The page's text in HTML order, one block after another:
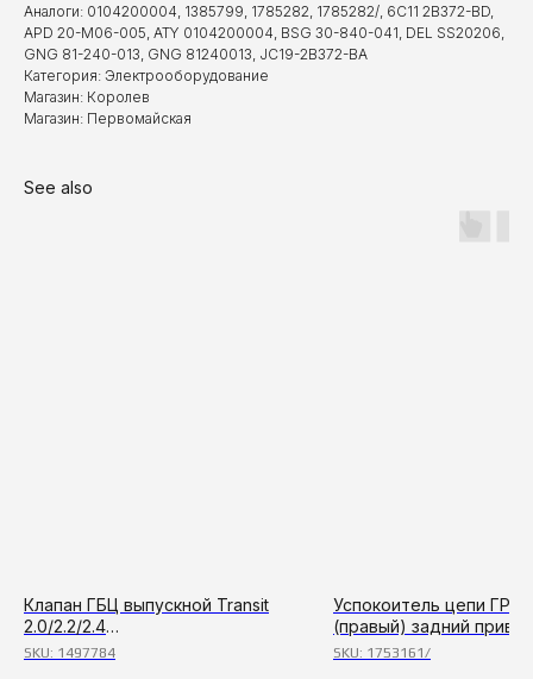
Аналоги: 0104200004, 1385799, 1785282, 1785282/, 6C11 2B372-BD,
APD 20-M06-005, ATY 0104200004, BSG 30-840-041, DEL SS20206,
GNG 81-240-013, GNG 81240013, JC19-2B372-BA
Категория: Электрооборудование
Магазин: Королев
Магазин: Первомайская
See also
Клапан ГБЦ выпускной Transit
2.0/2.2/2.4
115,140,155/Ducato(250)/Boxer 3
SKU: 1497784
Успокоитель цепи ГРМ
(правый) задний
средний
SKU: 1753161/